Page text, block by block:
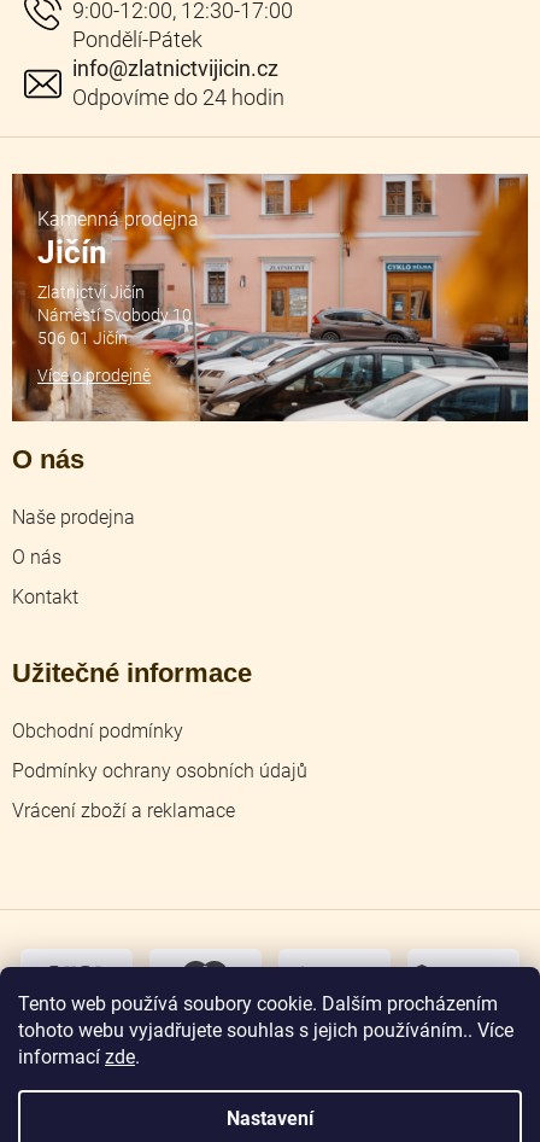
Tento web používá soubory cookie. Dalším procházením
tohoto webu vyjadřujete souhlas s jejich používáním.. Více
informací zde.
Nastavení
info@zlatnictvijicin.cz
O nás
Naše prodejna
O nás
Kontakt
Užitečné informace
Obchodní podmínky
Podmínky ochrany osobních údajů
Vrácení zboží a reklamace
Kamenná prodejna
Jičín
Zlatnictví Jičín
Náměstí Svobody 10
506 01 Jičín
Více o prodejně
osobní